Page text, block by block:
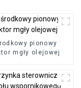
pionowy
mgły olejowej